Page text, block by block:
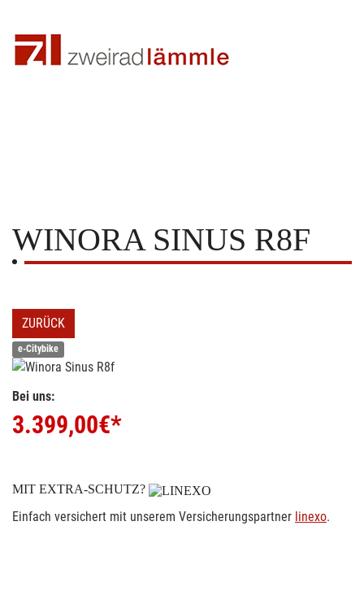
WINORA SINUS R8F
ZURÜCK
e-Citybike
Bei uns:
3.399,00€*
MIT EXTRA-SCHUTZ?
Einfach versichert mit unserem Versicherungspartner linexo.